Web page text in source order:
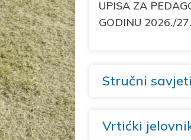
UPISA ZA
GODINU 2026./27.
Stručni savjeti
Vrtićki